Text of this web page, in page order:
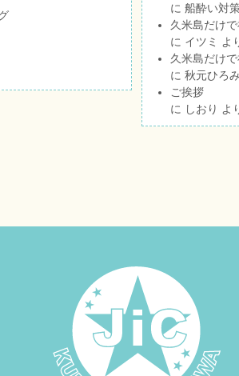
に 船酔い対
久米島だけ
に イツミ
よ
久米島だけ
に 秋元ひろ
ご挨拶
に しおり よ